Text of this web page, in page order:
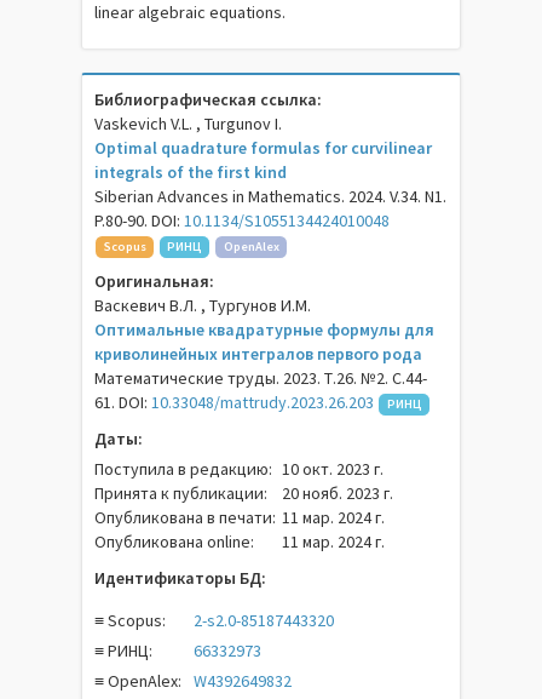
linear algebraic equations.
Библиографическая ссылка:
Vaskevich V.L. , Turgunov I.
Optimal quadrature formulas for curvilinear
integrals of the first kind
Siberian Advances in Mathematics. 2024. V.34. N1.
P.80-90. DOI:10.1134/S1055134424010048
Scopus РИНЦ OpenAlex
Оригинальная:
Васкевич В.Л. , Тургунов И.М.
Оптимальные квадратурные формулы для
криволинейных интегралов первого рода
Математические труды. 2023. Т.26. №2. С.44-
61. DOI:10.33048/mattrudy.2023.26.203 РИНЦ
Даты:
Поступила в редакцию: 10 окт. 2023 г.
Принята к публикации:
20 нояб. 2023 г.
Опубликована в печати: 11 мар. 2024 г.
Опубликована online:
11 мар. 2024 г.
Идентификаторы БД:
≡ Scopus:
2-s2.0-85187443320
≡ РИНЦ:
66332973
≡ OpenAlex:
W4392649832